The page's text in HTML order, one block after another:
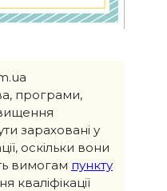
програми,
зараховані у
оскільки вони
вимогам пункту
кваліфікації